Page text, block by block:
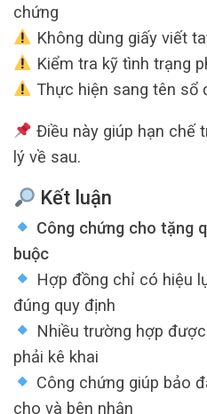
chứng
Không dùng giấy viết
Kiểm tra kỹ tình trạng
Thực hiện sang tên sổ
Điều này giúp hạn chế
lý về sau.
Kết luận
Công chứng cho tặng
buộc
Hợp đồng chỉ có hiệu
đúng quy định
Nhiều trường hợp
phải kê khai
Công chứng giúp bảo
cho và bên nhận